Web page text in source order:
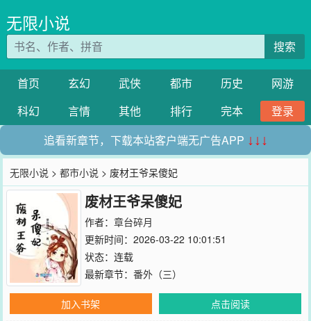
无限小说
搜索
首页 玄幻 武侠 都市 历史
网游
科幻
言情 其他 排行 完本
登录
追看新章节，下载本站客户端无广告APP ↓↓↓
无限小说 >都市小说 > 废材王爷呆傻妃
废材王爷呆傻妃
作者： 章台碎月
更新时间：2026-03-22 10:01:51
状态：连载
最新章节： 番外（三）
加入书架
点击阅读